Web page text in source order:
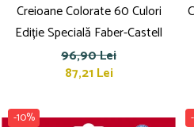
Creioane Colorate 60 Culori
Ediție Specială Faber-Castell
96,90 Lei
87,21 Lei
-10%